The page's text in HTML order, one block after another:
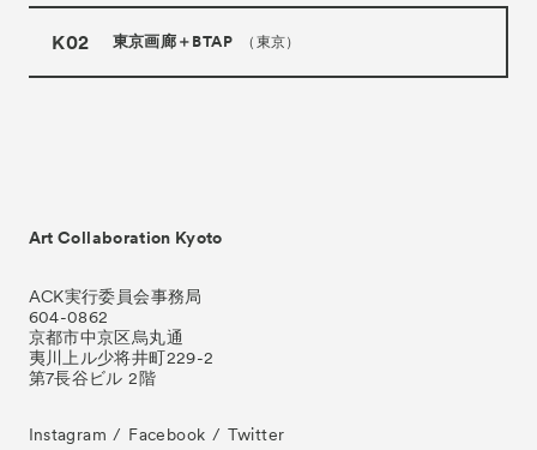
K02 東京画廊＋BTAP （東京）
Art Collaboration Kyoto
ACK実行委員会事務局
604-0862
京都市中京区烏丸通
夷川上ル少将井町229-2
第7長谷ビル 2階
Instagram Facebook Twitter